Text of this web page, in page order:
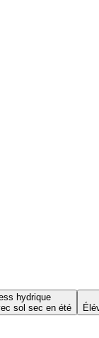
hydrique
sol sec en été